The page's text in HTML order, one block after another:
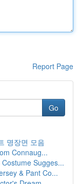
Report Page
Go
명장면 모음
Connaug...
Sugges...
& Pant Co...